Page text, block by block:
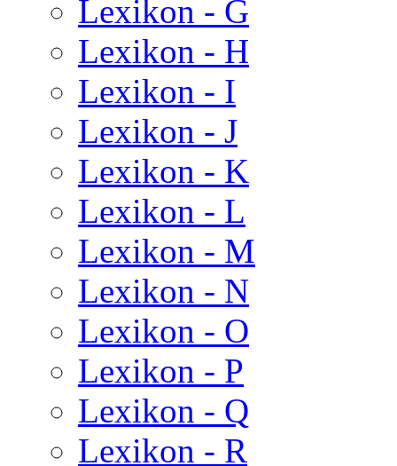
Lexikon - G
Lexikon - H
Lexikon - I
Lexikon - J
Lexikon - K
Lexikon - L
Lexikon - M
Lexikon - N
Lexikon - O
Lexikon - P
Lexikon - Q
Lexikon - R